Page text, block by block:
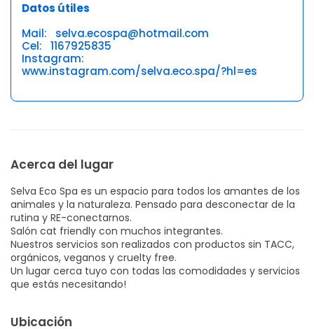
Datos útiles
Mail: selva.ecospa@hotmail.com
Cel: 1167925835
Instagram:
www.instagram.com/selva.eco.spa/?hl=es
Acerca del lugar
Selva Eco Spa es un espacio para todos los amantes de los
animales y la naturaleza. Pensado para desconectar de la
rutina y RE-conectarnos.
Salón cat friendly con muchos integrantes.
Nuestros servicios son realizados con productos sin TACC,
orgánicos, veganos y cruelty free.
Un lugar cerca tuyo con todas las comodidades y servicios
que estás necesitando!
Ubicación